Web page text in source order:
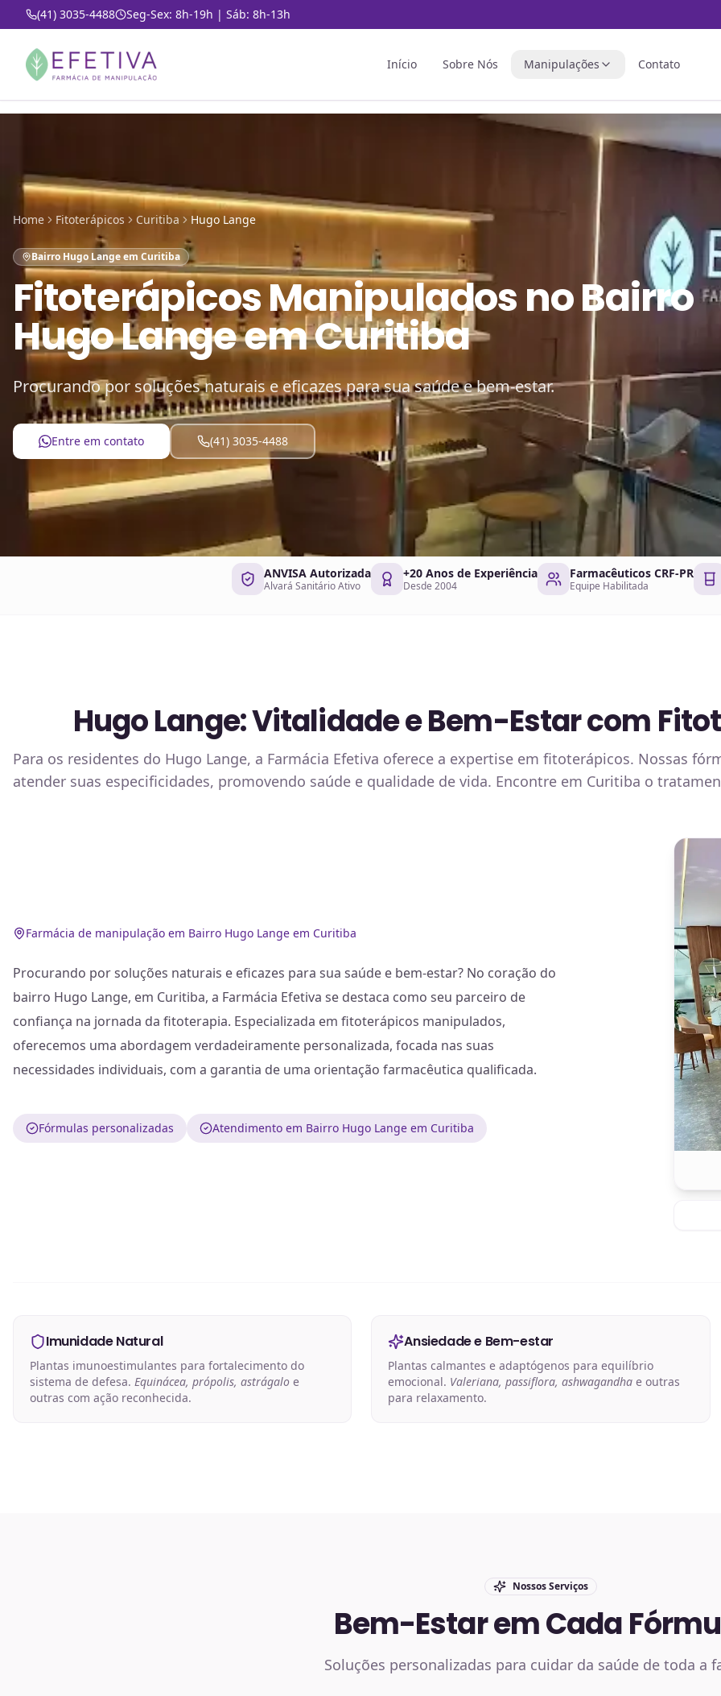
(41) 3035-4488 Seg-Sex: 8h-19h | Sáb: 8h-13h
Início Sobre Nós Manipulações Contato
Home Fitoterápicos Curitiba Hugo Lange
Bairro Hugo Lange em Curitiba
Fitoterápicos ManipuladosnoBairro
Hugo Lange em Curitiba
Procurando por soluções naturais e eficazes para sua saúde e bem-estar.
Entre em contato (41) 3035-4488
ANVISA Autorizada
Alvará Sanitário Ativo
+20 Anos de Experiência
Desde 2004
Farmacêuticos CRF-PR
Equipe Habilitada
Hugo Lange: Vitalidade e Bem-Estar com
Para os residentes do Hugo Lange, a Farmácia Efetiva oferece a expertise em fitoterápicos. Nossas
atender suas especificidades, promovendo saúde e qualidade de vida. Encontre em Curitiba o
Farmácia de manipulação em Bairro Hugo Lange em Curitiba
Procurando por soluções naturais e eficazes para sua saúde e bem-estar? No coração do
bairro Hugo Lange, em Curitiba, a Farmácia Efetiva se destaca como seu parceiro de
confiança na jornada da fitoterapia. Especializada em fitoterápicos manipulados,
oferecemos uma abordagem verdadeiramente personalizada, focada nas suas
necessidades individuais, com a garantia de uma orientação farmacêutica qualificada.
Fórmulas personalizadas Atendimento em Bairro Hugo Lange em Curitiba
Imunidade Natural
Plantas imunoestimulantes para fortalecimento do
sistema de defesa. Equinácea, própolis, astrágalo e
outras com ação reconhecida.
Ansiedade e Bem-estar
Plantas calmantes e adaptógenos para equilíbrio
emocional. Valeriana, passiflora, ashwagandha e outras
para relaxamento.
Nossos Serviços
Bem-Estar em Cada
Soluções personalizadas para cuidar da saúde de toda a